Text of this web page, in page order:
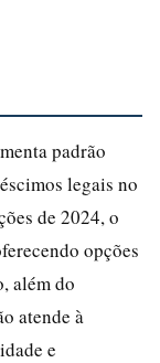
padrão
legais no
de 2024, o
opções
além do
atende à
e